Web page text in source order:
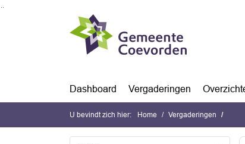
Ga naar de inhoud van deze pagina
Ga naar het zoeken
Ga naar het menu
Dashboard Vergaderingen
U bevindt zich hier: Home Vergaderingen